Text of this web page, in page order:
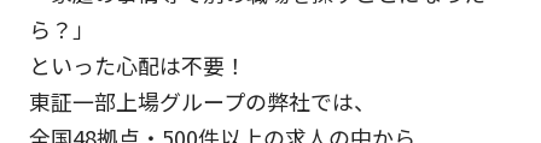
ら？」
といった心配は不要！
東証一部上場グループの弊社では、